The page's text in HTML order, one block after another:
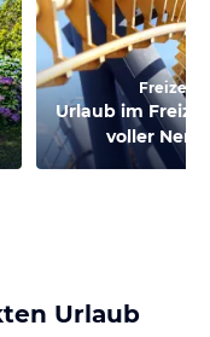
Urlaub im
voller
Urlaub